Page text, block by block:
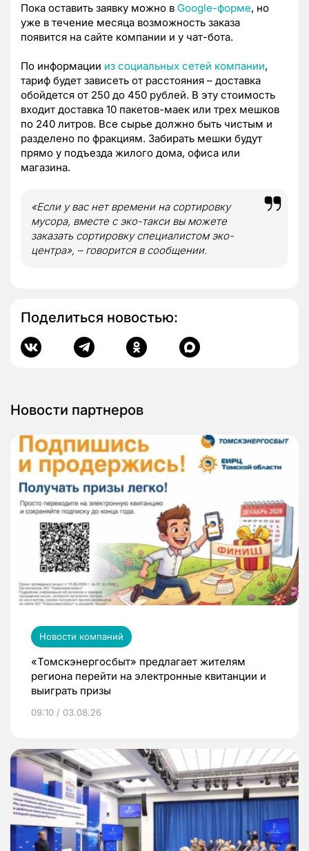
Пока оставить заявку можно в Google-форме, но
уже в течение месяца возможность заказа
появится на сайте компании и у чат-бота.
По информации из социальных сетей компании,
тариф будет зависеть от расстояния – доставка
обойдется от 250 до 450 рублей. В эту стоимость
входит доставка 10 пакетов-маек или трех мешков
по 240 литров. Все сырье должно быть чистым и
разделено по фракциям. Забирать мешки будут
прямо у подъезда жилого дома, офиса или
магазина.
«Если у вас нет времени на сортировку
мусора, вместе с эко-таксивы можете
заказать сортировку специалистом эко-
центра», – говорится в сообщении.
Поделиться новостью:
Новости партнеров
Новости компаний
«Томскэнергосбыт» предлагает жителям
региона перейти на электронные квитанции и
выиграть призы
09:10 / 03.08.26